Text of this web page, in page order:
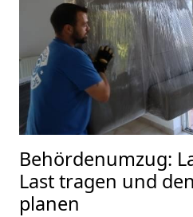
Behördenumzug:
Last tragen und
planen